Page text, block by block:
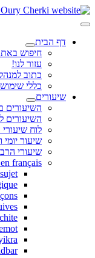
דף הבית
חיפוש
עזור לנו!
כתוב
כללי
שיעורים
השיעורים
השיעורים
לוח
שיעור
שיעורי
français